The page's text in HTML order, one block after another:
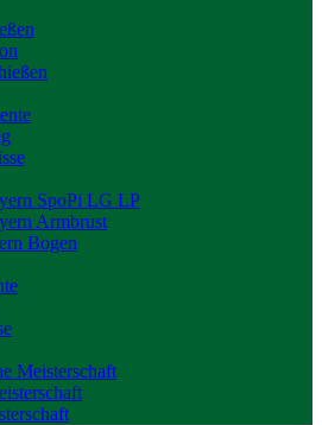
SpoPi LG LP
Armbrust
Bogen
Meisterschaft